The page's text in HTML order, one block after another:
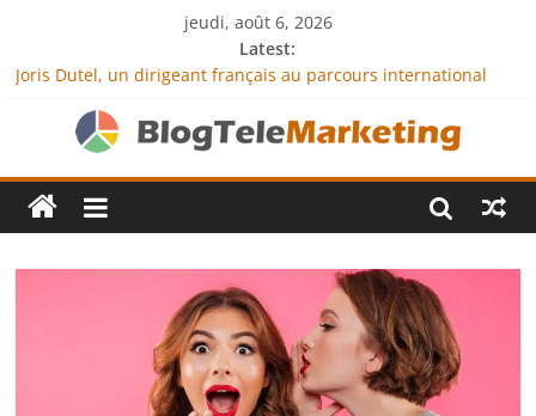
jeudi, août 6, 2026
Latest:
Joris Dutel, un dirigeant français au parcours international
Agria Assurance Animaux : comment l’entreprise se
démarque-t-elle de la concurrence ?
JCA Academy : l’excellence au service de l’indépendance
financière
Denis Bouclon : la diplomatie éducative comme moteur de
Next Terra International : des solutions logistiques au service
du commerce international